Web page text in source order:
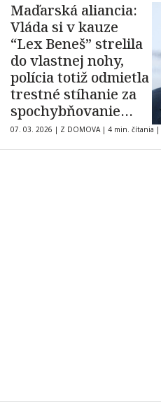
Maďarská aliancia:
Vláda si v kauze
“Lex Beneš” strelila
do vlastnej nohy,
polícia totiž odmietla
trestné stíhanie za
spochybňovanie
Benešových
dekrétov
07. 03. 2026 | Z DOMOVA | 4 min. čítania |